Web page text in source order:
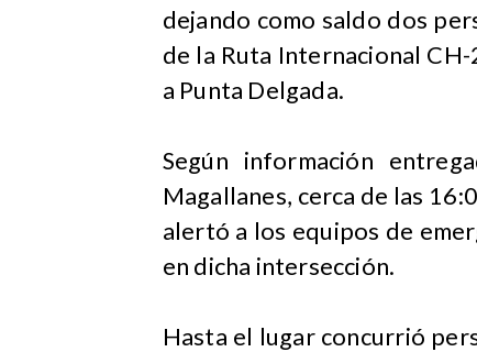
dejando como saldo dos
de la Ruta Internacional
a Punta Delgada.
Según información
Magallanes, cerca de las
alertó a los equipos de
en dicha intersección.
Hasta el lugar concurrió